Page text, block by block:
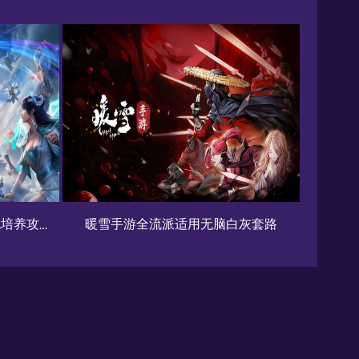
白灰套路 《剑网3无界》萌新职业指南